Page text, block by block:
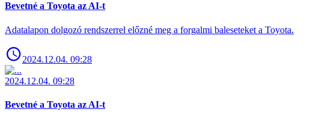
Bevetné a Toyota az AI-t
Adatalapon dolgozó rendszerrel előzné meg a forgalmi baleseteket a Toyota.
2024.12.04. 09:28
2024.12.04. 09:28
Bevetné a Toyota az AI-t